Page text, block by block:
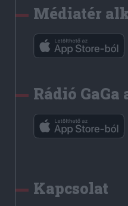
Médiatér
Rádió
Kapcsolat